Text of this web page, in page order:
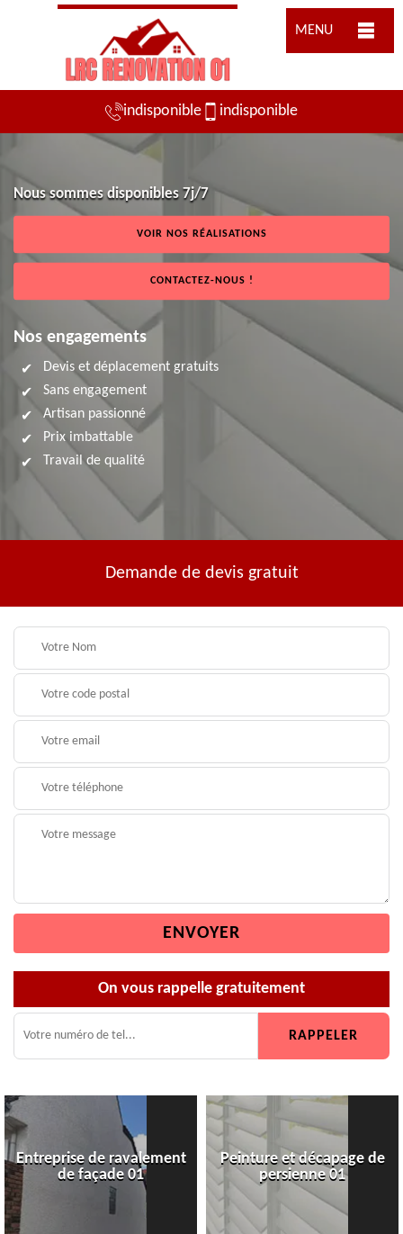
MENU
indisponible indisponible
Nous sommes disponibles 7j/7
VOIR NOS RÉALISATIONS
CONTACTEZ-NOUS !
Nos engagements
Devis et déplacement gratuits
Sans engagement
Artisan passionné
Prix imbattable
Travail de qualité
Demande de devis gratuit
On vous rappelle gratuitement
Entreprise de ravalement
de façade 01
Peinture et décapage de
persienne 01